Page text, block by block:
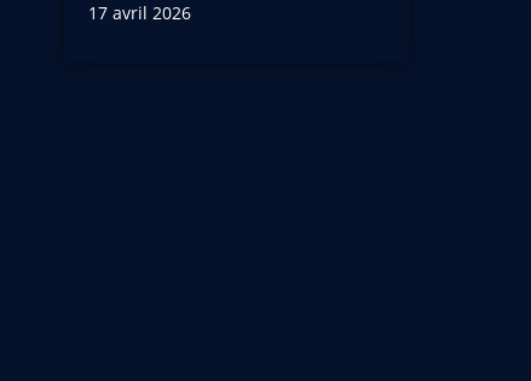
17 avril 2026